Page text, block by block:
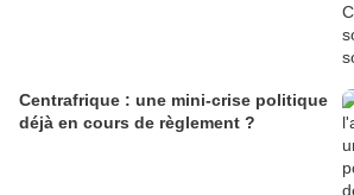
Centrafrique : une mini-crise politique
déjà en cours de règlement ?